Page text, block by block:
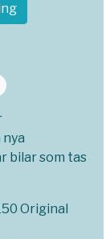
bilar som tas
Original